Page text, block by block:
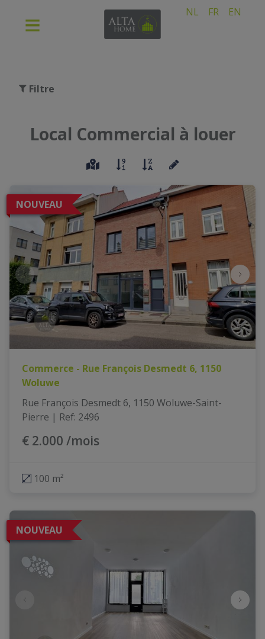
NL FR EN
Filtre
Local Commercial à louer
NOUVEAU
Commerce - Rue François Desmedt 6, 1150
Woluwe
Rue François Desmedt 6, 1150 Woluwe-Saint-
Pierre | Ref: 2496
€ 2.000 /mois
100 m²
NOUVEAU